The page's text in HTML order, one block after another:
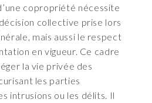
copropriété nécessite
collective prise lors
mais aussi le respect
en vigueur. Ce cadre
la vie privée des
les parties
intrusions ou les délits. Il